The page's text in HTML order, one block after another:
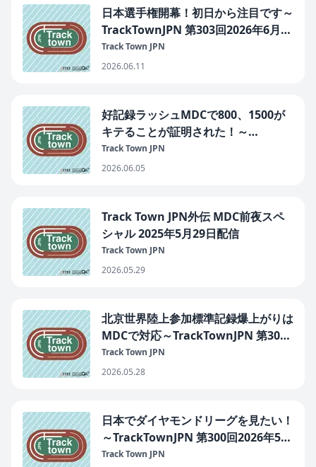
日本選手権開幕！初日から注目です～
TrackTownJPN 第303回2026年6月11
日
Track Town JPN
2026.06.11
好記録ラッシュMDCで800、1500が
キテることが証明された！～
TrackTownJPN 第302回2026年6月5
日
Track Town JPN
2026.06.05
Track Town JPN外伝 MDC前夜スペ
シャル 2025年5月29日配信
Track Town JPN
2026.05.29
北京世界陸上参加標準記録爆上がりは
MDCで対応～TrackTownJPN 第301
回2026年5月29日
Track Town JPN
2026.05.28
日本でダイヤモンドリーグを見たい！
～TrackTownJPN 第300回2026年5月
22日
Track Town JPN